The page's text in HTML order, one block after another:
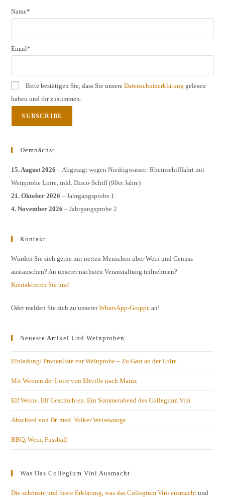
Name*
Email*
Bitte bestätigen Sie, dass Sie unsereDatenschutzerklärung gelesen
haben und ihr zustimmen.
Demnächst
15. August 2026 – Abgesagt wegen Niedrigwasser: Rheinschifffahrt mit
Weinprobe Loire, inkl. Disco-Schiff (90er Jahre)
21. Oktober 2026 – Jahrgangsprobe 1
4. November 2026 – Jahrgangsprobe 2
Kontakt
Würden Sie sich gerne mit netten Menschen über Wein und Genuss
austauschen? An unserer nächsten Veranstaltung teilnehmen?
Kontaktieren Sie uns!
Oder melden Sie sich zu unsererWhatsApp-Gruppe an!
Neueste Artikel Und Weinproben
Einladung/ Probenliste zur Weinprobe – Zu Gast an der Loire
Mit Weinen der Loire von Eltville nach Mainz
Elf Weine. Elf Geschichten. Ein Sommerabend des Collegium Vini
Abschied von Dr. med. Volker Weisswange
BBQ, Wein, Fussball
Was Das Collegium Vini Ausmacht
Die schönste und beste Erklärung, was das Collegium Vini ausmacht und